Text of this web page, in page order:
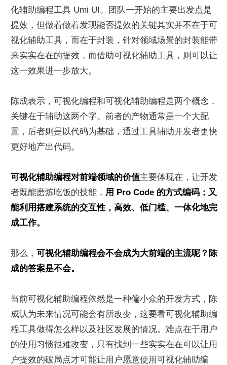
化辅助编程工具 Umi UI。团队一开始的主要出发点是
提效，但做着做着发现能否提效的关键其实并不在于可
视化辅助工具，而在于封装，针对领域场景的封装能带
来实实在在的提效，而借助可视化辅助工具，则可以让
这一效果进一步放大。
陈成表示，可视化编程和可视化辅助编程是两个概念，
关键在于辅助这两个字。前者的产物通常是一个大配
置，后者则是以代码为基础，通过工具辅助开发者更快
更好地产出代码。
可视化辅助编程对前端领域的价值主要体现在，让开发
者既能磨炼吃饭的技能， 用 Pro Code 的方式编码；又
能利用搭建系统的交互性，高效、低门槛、一体化地完
成工作。
那么， 可视化辅助编程会不会成为大前端的主流呢？陈
成的答案是不会。
当前可视化辅助编程依然是一种偏小众的开发方式，陈
成认为未来情况可能会有所改变，这要看可视化辅助编
程工具做得怎么样以及社区发展的情况。难点在于用户
的使用习惯很难改变，只有找到一些实实在在可以让用
户提效的破局点才可能让用户愿意使用可视化辅助编